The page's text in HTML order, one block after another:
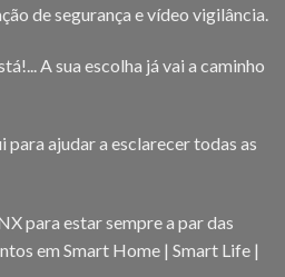
de segurança e vídeo vigilância.
A sua escolha já vai a caminho
para ajudar a esclarecer todas as
para estar sempre a par das
em Smart Home | Smart Life |